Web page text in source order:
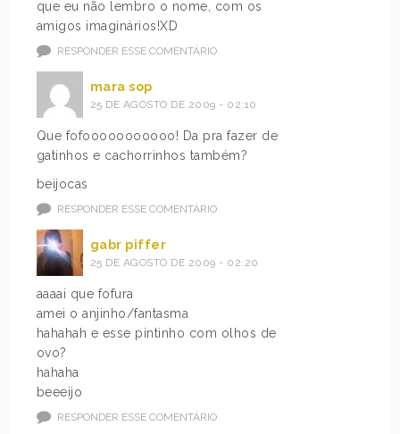
que eu não lembro o nome, com os
amigos imaginários!XD
RESPONDER ESSE COMENTÁRIO
mara sop
25 DE AGOSTO DE 2009 - 02:10
Que fofooooooooooo! Da pra fazer de
gatinhos e cachorrinhos também?
beijocas
RESPONDER ESSE COMENTÁRIO
gabr piffer
25 DE AGOSTO DE 2009 - 02:20
aaaai que fofura
amei o anjinho/fantasma
hahahah e esse pintinho com olhos de
ovo?
hahaha
beeeijo
RESPONDER ESSE COMENTÁRIO